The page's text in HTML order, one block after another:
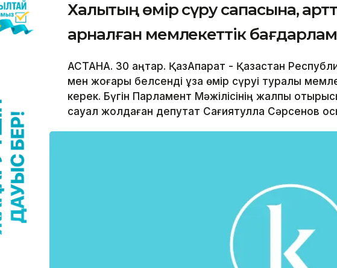
Халықтың өмір сүру сапасына,
арналған мемлекеттік
АСТАНА. 30 қаңтар. ҚазАқпарат - Қазақстан
мен жоғары белсенді ұзақ өмір сүруі туралы
керек. Бүгін Парламент Мәжілісінің жалпы
сауал жолдаған депутат Сағиятулла Сәрсенов